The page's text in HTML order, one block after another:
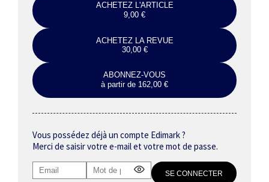
ACHETEZ L'ARTICLE
9,00 €
ACHETEZ LA REVUE
30,00 €
ABONNEZ-VOUS
à partir de 162,00 €
Vous possédez déjà un compte Edimark ?
Merci de saisir votre e-mail et votre mot de passe.